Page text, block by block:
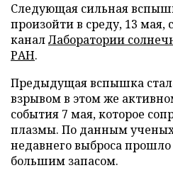
Следующая сильная
произойти в среду, 13 мая,
каналЛаборатории
РАН.
Предыдущая вспышка
взрывом в этом же
события 7 мая, которое
плазмы. По данным
недавнего выброса
большим запасом.